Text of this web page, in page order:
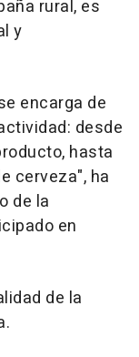
rural, es
y
encarga de
desde
hasta
cerveza", ha
de la
en
de la